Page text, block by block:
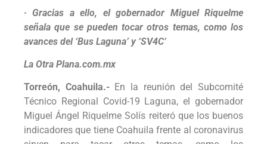
·Gracias a ello, el gobernador Miguel Riquelme
señala que se pueden tocar otros temas, como los
avances del ‘Bus Laguna’ y ‘SV4C’
La Otra Plana.com.mx
Torreón, Coahuila.-En la reunión del Subcomité
Técnico Regional Covid-19 Laguna, el gobernador
Miguel Ángel Riquelme Solís reiteró que los buenos
indicadores que tiene Coahuila frente al coronavirus